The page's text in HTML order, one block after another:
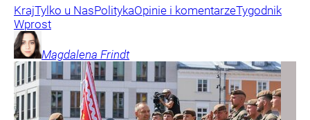
KrajTylko u NasPolitykaOpinie i komentarzeTygodnik
Wprost
Magdalena Frindt